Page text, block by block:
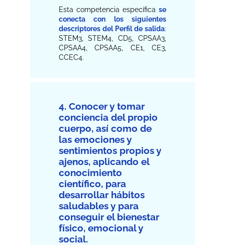
Esta competencia específica se
conecta con los siguientes
descriptores del Perfil de salida:
STEM3, STEM4, CD5, CPSAA3,
CPSAA4, CPSAA5, CE1, CE3,
CCEC4.
4. Conocer y tomar
conciencia del propio
cuerpo, así como de
las emociones y
sentimientos propios y
ajenos, aplicando el
conocimiento
científico, para
desarrollar hábitos
saludables y para
conseguir el bienestar
físico, emocional y
social.